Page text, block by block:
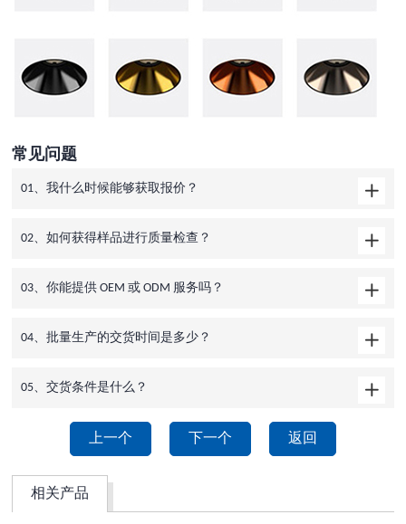
常见问题
01、我什么时候能够获取报价？
02、如何获得样品进行质量检查？
03、你能提供 OEM 或 ODM 服务吗？
04、批量生产的交货时间是多少？
05、交货条件是什么？
上一个 下一个 返回
相关产品